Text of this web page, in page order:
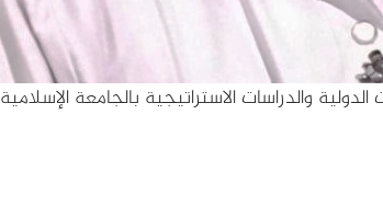
والدراسات الاستراتيجية بالجامعة الإسلامية